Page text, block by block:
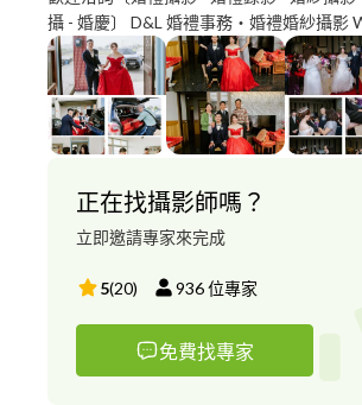
攝 - 婚慶〕 D&L 婚禮事務‧婚禮婚紗攝影
網頁：https://goo.gl/UxUr5T 粉絲專頁：
https://goo.gl/Fuxmau Instagram：
Youtube：https://goo.gl/D6uhUk Flickr：
https://goo.gl/SJ6bjs 檔期詢問：https://
MOBILE：+***************** Wechat
─────────── D&L 婚禮事務‧婚禮婚紗
禮攝影 #婚紗攝影 #婚禮紀錄 #兒童寫真 #
紗 #自助婚紗 #寶寶寫真 #商業攝影 #東勢
社婚攝 #后里婚攝 #台中婚攝 #結婚攝影 #
#文定攝影 #歸寧攝影 #彰化婚攝 #苗栗婚
婚禮 #西式禮儀 歡迎預約拍攝 給自己唯美
正在找攝影師嗎？
立即邀請專家來完成
5(20) 936位專家
免費找專家